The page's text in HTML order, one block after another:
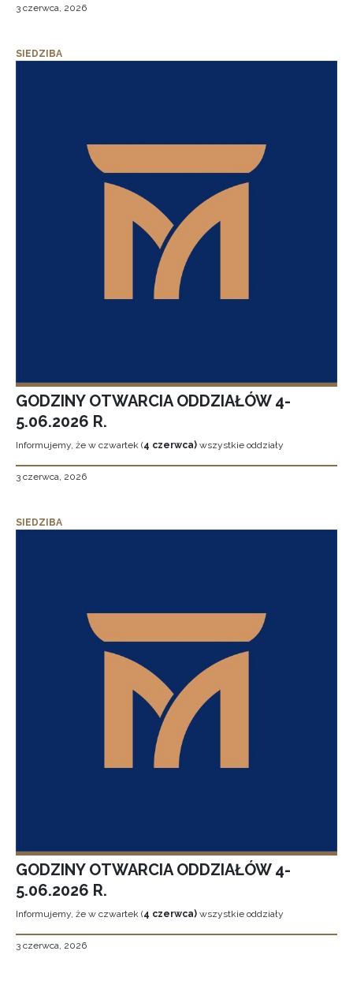
3 czerwca, 2026
SIEDZIBA
GODZINY OTWARCIA ODDZIAŁÓW 4-
5.06.2026 R.
Informujemy, że w czwartek (4 czerwca) wszystkie oddziały
3 czerwca, 2026
SIEDZIBA
GODZINY OTWARCIA ODDZIAŁÓW 4-
5.06.2026 R.
Informujemy, że w czwartek (4 czerwca) wszystkie oddziały
3 czerwca, 2026